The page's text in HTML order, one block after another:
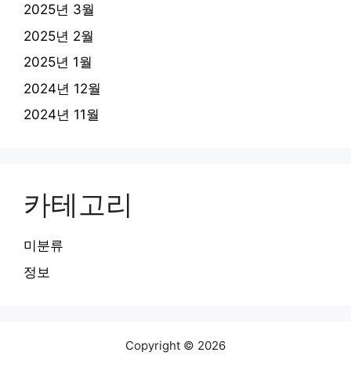
2025년 3월
2025년 2월
2025년 1월
2024년 12월
2024년 11월
카테고리
미분류
정보
Copyright © 2026